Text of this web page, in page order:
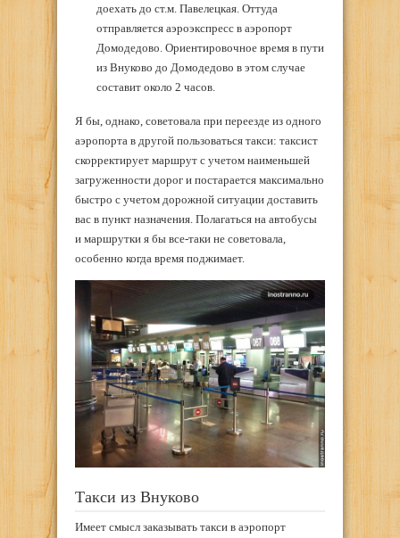
доехать до ст.м. Павелецкая. Оттуда
отправляется аэроэкспресс в аэропорт
Домодедово. Ориентировочное время в пути
из Внуково до Домодедово в этом случае
составит около 2 часов.
Я бы, однако, советовала при переезде из одного
аэропорта в другой пользоваться такси: таксист
скорректирует маршрут с учетом наименьшей
загруженности дорог и постарается максимально
быстро с учетом дорожной ситуации доставить
вас в пункт назначения. Полагаться на автобусы
и маршрутки я бы все-таки не советовала,
особенно когда время поджимает.
Такси из Внуково
Имеет смысл заказывать такси в аэропорт